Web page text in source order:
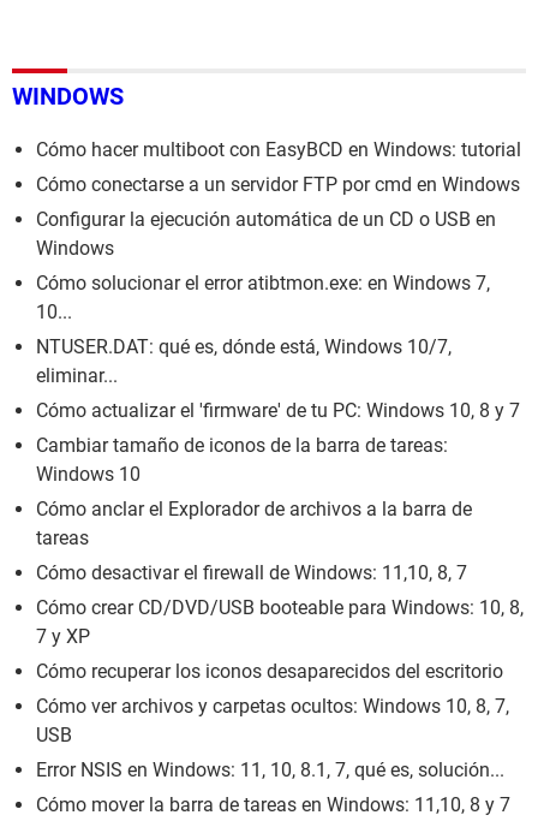
WINDOWS
Cómo hacer multiboot con EasyBCD en Windows: tutorial
Cómo conectarse a un servidor FTP por cmd en Windows
Configurar la ejecución automática de un CD o USB en
Windows
Cómo solucionar el error atibtmon.exe: en Windows 7,
10...
NTUSER.DAT: qué es, dónde está, Windows 10/7,
eliminar...
Cómo actualizar el 'firmware' de tu PC: Windows 10, 8 y 7
Cambiar tamaño de iconos de la barra de tareas:
Windows 10
Cómo anclar el Explorador de archivos a la barra de
tareas
Cómo desactivar el firewall de Windows: 11,10, 8, 7
Cómo crear CD/DVD/USB booteable para Windows: 10, 8,
7 y XP
Cómo recuperar los iconos desaparecidos del escritorio
Cómo ver archivos y carpetas ocultos: Windows 10, 8, 7,
USB
Error NSIS en Windows: 11, 10, 8.1, 7, qué es, solución...
Cómo mover la barra de tareas en Windows: 11,10, 8 y 7